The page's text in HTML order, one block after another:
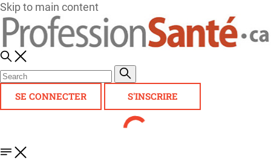
Skip to main content
SE CONNECTER S'INSCRIRE